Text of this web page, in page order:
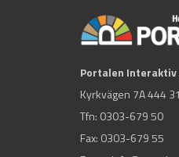
Portalen Interaktiv
Kyrkvägen 7A 444
Tfn: 0303-679 50
Fax: 0303-679 55